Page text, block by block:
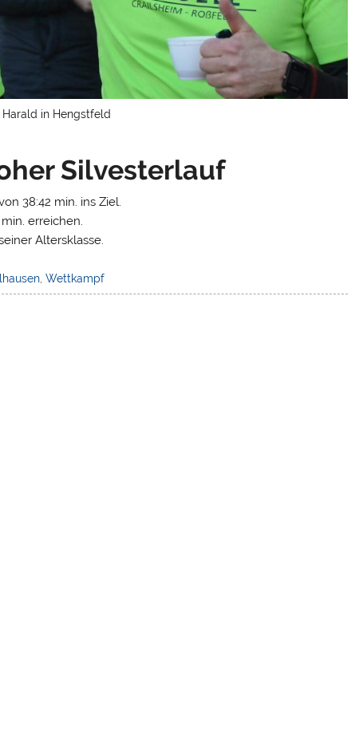
Harald in Hengstfeld
Silvesterlauf
38:42 min. ins Ziel.
erreichen.
Altersklasse.
,Wettkampf